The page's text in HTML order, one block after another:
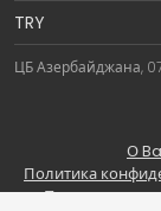
TRY
ЦБ Азербайджана,
О
Политика
Правила